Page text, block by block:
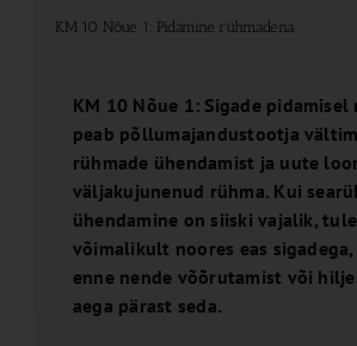
KM 10 Nõue 1: Pidamine rühmadena
KM 10 Nõue 1: Sigade pidamisel
peab põllumajandustootja
rühmade ühendamist ja uute
väljakujunenud rühma. Kui
ühendamine on siiski vajalik,
võimalikult noores eas
enne nende võõrutamist või
aega pärast seda.